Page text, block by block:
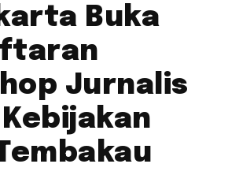
Buka
Jurnalis